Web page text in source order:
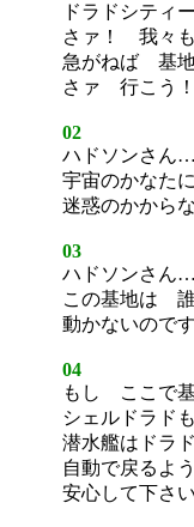
ドラドシティ
さァ！ 我々
急がねば 基
さァ 行こう
02
ハドソンさん
宇宙のかなた
迷惑のかから
03
ハドソンさ
この基地は
動かないので
04
もし ここで
シェルドラド
潜水艦はドラ
自動で戻るよ
安心して下さ